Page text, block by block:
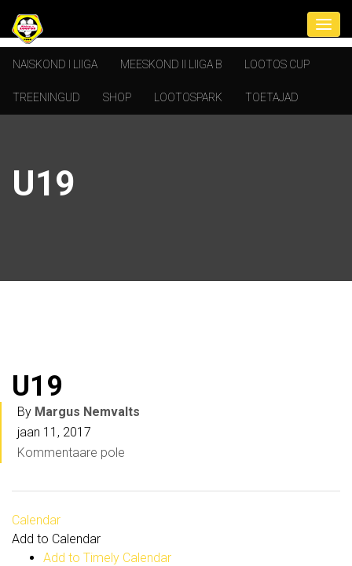
NAISKOND I LIIGA MEESKOND II LIIGA B LOOTOS CUP
TREENINGUD SHOP LOOTOSPARK TOETAJAD
U19
U19
By Margus Nemvalts
jaan 11, 2017
Kommentaare pole
Calendar
Add to Calendar
Add to Timely Calendar